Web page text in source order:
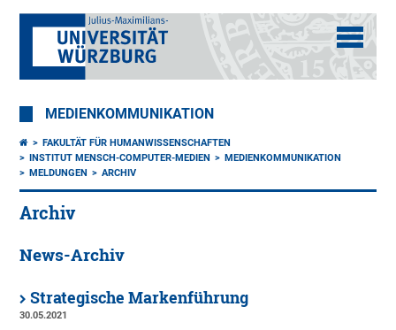
MEDIENKOMMUNIKATION
FAKULTÄT FÜR HUMANWISSENSCHAFTEN
INSTITUT MENSCH-COMPUTER-MEDIEN
MEDIENKOMMUNIKATION
MELDUNGEN
ARCHIV
Archiv
News-Archiv
Strategische Markenführung
30.05.2021